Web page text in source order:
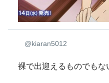
@kiaran5012
裸で出迎えるものでもな